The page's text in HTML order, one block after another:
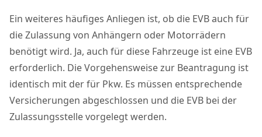
Ein weiteres häufiges Anliegen ist, ob die EVB auch für
die Zulassung von Anhängern oder Motorrädern
benötigt wird. Ja, auch für diese Fahrzeuge ist eine EVB
erforderlich. Die Vorgehensweise zur Beantragung ist
identisch mit der für Pkw. Es müssen entsprechende
Versicherungen abgeschlossen und die EVB bei der
Zulassungsstelle vorgelegt werden.